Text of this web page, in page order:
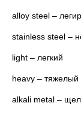
alloy steel –
stainless steel –
light – легкий
heavy – тяжелый
alkali metal –